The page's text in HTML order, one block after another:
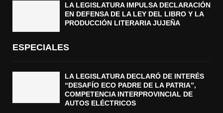
LA LEGISLATURA IMPULSA DECLARACIÓN
EN DEFENSA DE LA LEY DEL LIBRO Y LA
PRODUCCIÓN LITERARIA JUJEÑA
ESPECIALES
LA LEGISLATURA DECLARÓ DE INTERÉS
“DESAFÍO ECO PADRE DE LA PATRIA”,
COMPETENCIA INTERPROVINCIAL DE
AUTOS ELÉCTRICOS